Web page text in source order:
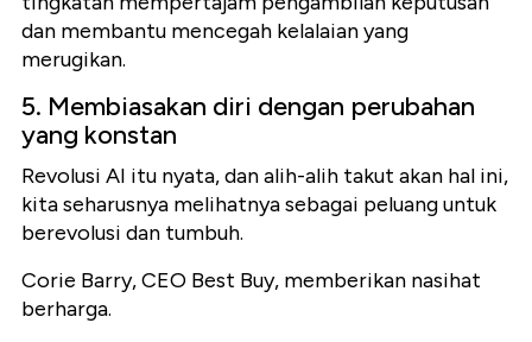
dan membantu mencegah kelalaian yang
merugikan.
5. Membiasakan diri dengan perubahan
yang konstan
Revolusi AI itu nyata, dan alih-alih takut akan hal ini,
kita seharusnya melihatnya sebagai peluang untuk
berevolusi dan tumbuh.
Corie Barry, CEO Best Buy, memberikan nasihat
berharga.